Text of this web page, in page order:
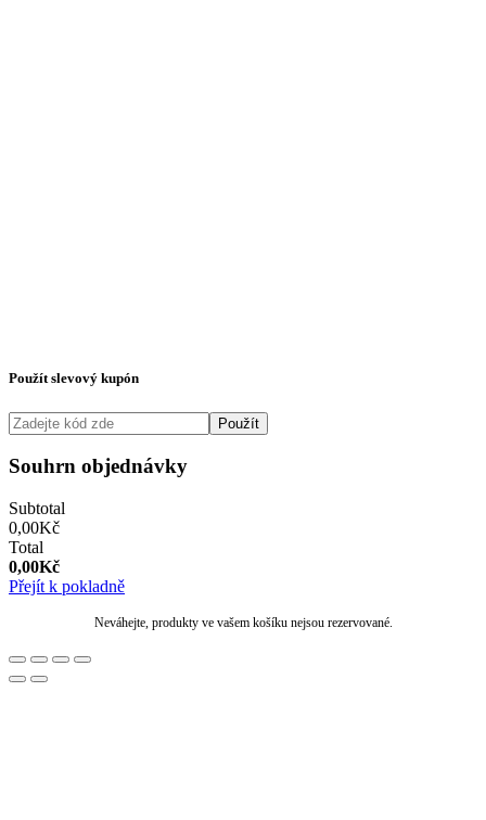
Použít slevový kupón
Použít
Souhrn objednávky
Subtotal
0,00Kč
Total
0,00Kč
Přejít k pokladně
Neváhejte, produkty ve vašem košíku nejsou rezervované.